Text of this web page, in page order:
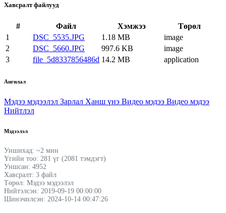
Хавсралт файлууд
# Файл Хэмжээ
Төрөл
1
DSC_5535.JPG 1.18 MB
image
2
DSC_5660.JPG 997.6 KB
image
3
file_5d8337856486d 14.2 MB application
Ангилал
Мэдээ мэдээлэл Зарлал Ханш үнэ Видео мэдээ Видео мэдээ
Нийтлэл
Мэдээлэл
Уншихад: ~2 мин
Үгийн тоо: 281 үг (2081 тэмдэгт)
Уншсан: 4952
Хавсралт: 3 файл
Төрөл: Мэдээ мэдээлэл
Нийтэлсэн: 2019-09-19 00:00:00
Шинэчилсэн: 2024-10-14 00:47:26